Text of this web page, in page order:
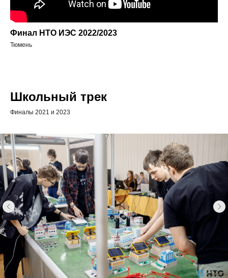
Финал НТО ИЭС 2022/2023
Тюмень
Школьный трек
Финалы 2021 и 2023